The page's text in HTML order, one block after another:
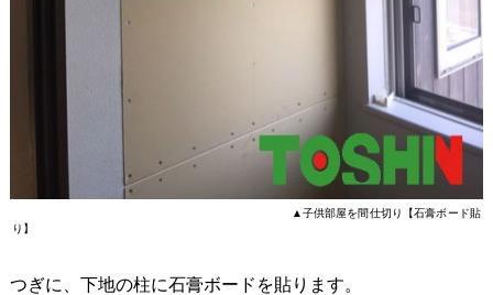
▲子供部屋を間仕切り【石膏ボード貼
り】
つぎに、下地の柱に石膏ボードを貼ります。